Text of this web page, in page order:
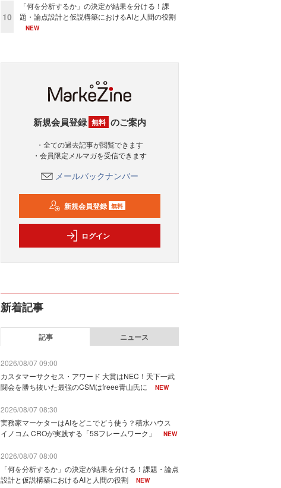
10
「何を分析するか」の決定が結果を分ける！課
題・論点設計と仮説構築におけるAIと人間の役割
NEW
新規会員登録 無料 のご案内
・全ての過去記事が閲覧できます
・会員限定メルマガを受信できます
メールバックナンバー
新規会員登録 無料
ログイン
新着記事
記事 ニュース
2026/08/07 09:00
カスタマーサクセス・アワード 大賞はNEC！天下一武
闘会を勝ち抜いた最強のCSMはfreee青山氏に
NEW
2026/08/07 08:30
実務家マーケターはAIをどこでどう使う？積水ハウス
イノコム CROが実践する「5Sフレームワーク」
NEW
2026/08/07 08:00
「何を分析するか」の決定が結果を分ける！課題・論点
設計と仮説構築におけるAIと人間の役割
NEW